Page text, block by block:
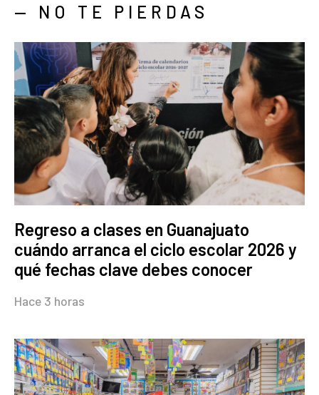
— NO TE PIERDAS
Regreso a clases en Guanajuato
cuándo arranca el ciclo escolar 2026 y
qué fechas clave debes conocer
Hace 3 horas